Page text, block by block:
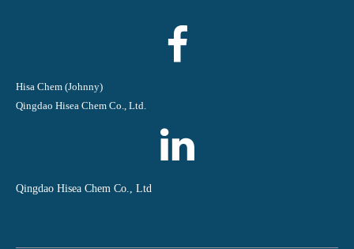
Hisa Chem (Johnny)
Qingdao Hisea Chem Co., Ltd.
Qingdao Hisea Chem Co., Ltd